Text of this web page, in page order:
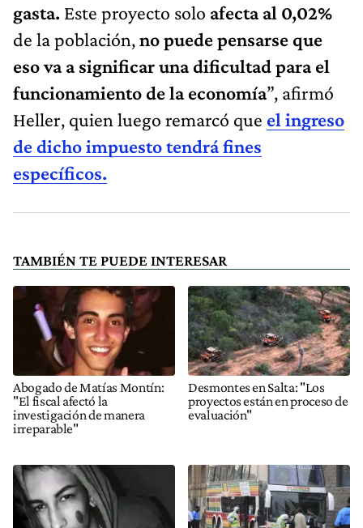
gasta. Este proyecto solo afecta al 0,02%
de la población,no puede pensarse que
eso va a significar una dificultad para el
funcionamiento de la economía”, afirmó
Heller, quien luego remarcó que el ingreso
de dicho impuesto tendrá fines
específicos.
TAMBIÉN TE PUEDE INTERESAR
Abogado de Matías Montín:
"El fiscal afectó la
investigación de manera
irreparable"
Desmontes en Salta: "Los
proyectos están en proceso de
evaluación"